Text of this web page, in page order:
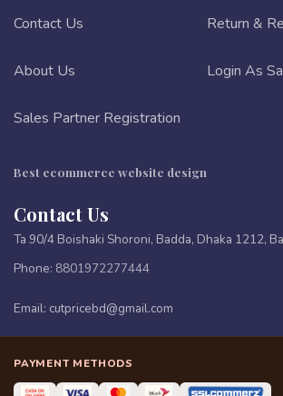
Contact Us Return &
About Us Login As
Sales Partner Registration
Best ecommerce website design
Contact Us
Ta 90/4 Boishaki Shoroni, Badda, Dhaka 1212,
Phone: 8801972277444
Email: cutpricebd@gmail.com
PAYMENT METHODS